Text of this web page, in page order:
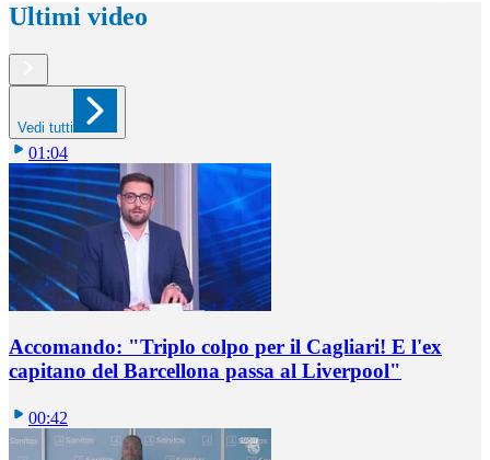
Ultimi video
Vedi tutti
01:04
Accomando: "Triplo colpo per il Cagliari! E l'ex
capitano del Barcellona passa al Liverpool"
00:42